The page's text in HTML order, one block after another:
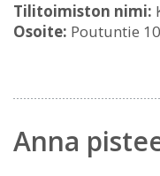
Tilitoimiston nimi:
Osoite: Poutuntie
Anna